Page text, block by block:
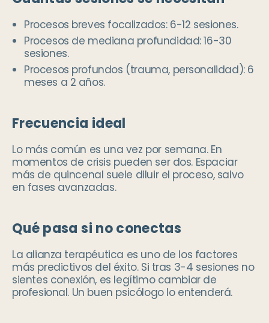
Procesos breves focalizados: 6-12 sesiones.
Procesos de mediana profundidad: 16-30
sesiones.
Procesos profundos (trauma, personalidad): 6
meses a 2 años.
Frecuencia ideal
Lo más común es una vez por semana. En
momentos de crisis pueden ser dos. Espaciar
más de quincenal suele diluir el proceso, salvo
en fases avanzadas.
Qué pasa si no conectas
La alianza terapéutica es uno de los factores
más predictivos del éxito. Si tras 3-4 sesiones no
sientes conexión, es legítimo cambiar de
profesional. Un buen psicólogo lo entenderá.